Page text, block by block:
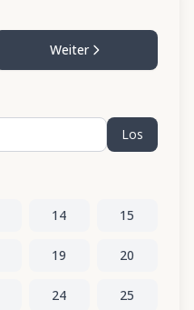
Weiter
Los
14 15
19 20
24 25